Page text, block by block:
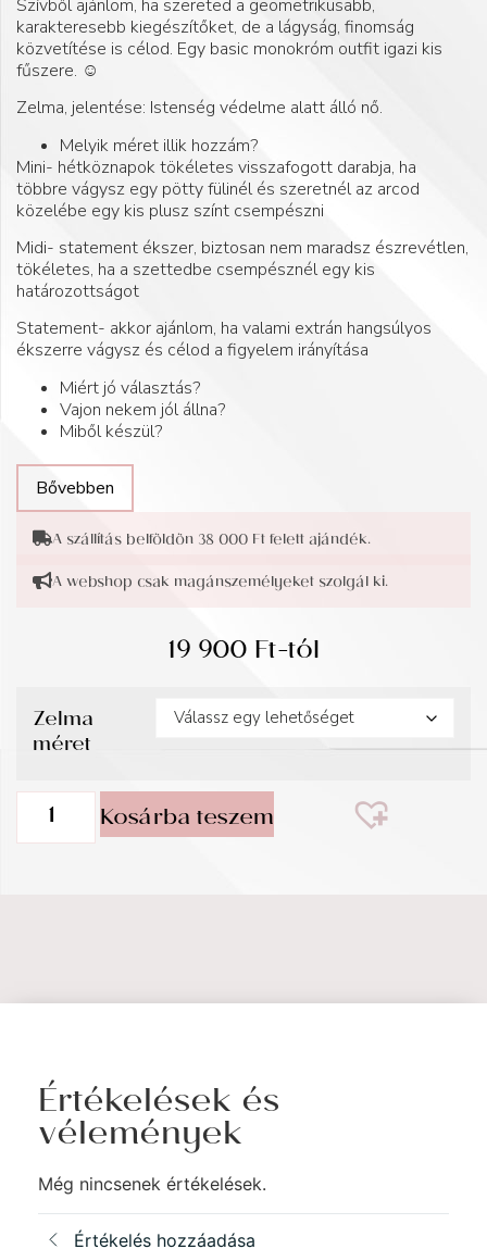
Szívből ajánlom, ha szereted a geometrikusabb,
karakteresebb kiegészítőket, de a lágyság, finomság
közvetítése is célod. Egy basic monokróm outfit igazi kis
fűszere. ☺️
Zelma, jelentése: Istenség védelme alatt álló nő.
Melyik méret illik hozzám?
Mini- hétköznapok tökéletes visszafogott darabja, ha
többre vágysz egy pötty fülinél és szeretnél az arcod
közelébe egy kis plusz színt csempészni
Midi- statement ékszer, biztosan nem maradsz észrevétlen,
tökéletes, ha a szettedbe csempésznél egy kis
határozottságot
Statement- akkor ajánlom, ha valami extrán hangsúlyos
ékszerre vágysz és célod a figyelem irányítása
Miért jó választás?
Vajon nekem jól állna?
Miből készül?
Bővebben
A szállítás belföldön 38 000 Ft felett ajándék.
A webshop csak magánszemélyeket szolgál ki.
19 900Ft-tól
Zelma
méret
Kosárba teszem
Értékelések és
vélemények
Még nincsenek értékelések.
Értékelés hozzáadása